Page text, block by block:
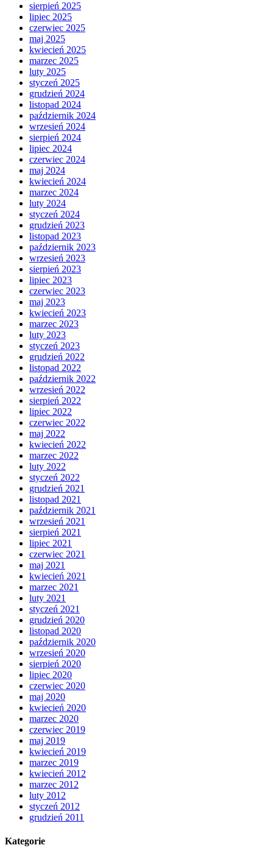
sierpień 2025
lipiec 2025
czerwiec 2025
maj 2025
kwiecień 2025
marzec 2025
luty 2025
styczeń 2025
grudzień 2024
listopad 2024
październik 2024
wrzesień 2024
sierpień 2024
lipiec 2024
czerwiec 2024
maj 2024
kwiecień 2024
marzec 2024
luty 2024
styczeń 2024
grudzień 2023
listopad 2023
październik 2023
wrzesień 2023
sierpień 2023
lipiec 2023
czerwiec 2023
maj 2023
kwiecień 2023
marzec 2023
luty 2023
styczeń 2023
grudzień 2022
listopad 2022
październik 2022
wrzesień 2022
sierpień 2022
lipiec 2022
czerwiec 2022
maj 2022
kwiecień 2022
marzec 2022
luty 2022
styczeń 2022
grudzień 2021
listopad 2021
październik 2021
wrzesień 2021
sierpień 2021
lipiec 2021
czerwiec 2021
maj 2021
kwiecień 2021
marzec 2021
luty 2021
styczeń 2021
grudzień 2020
listopad 2020
październik 2020
wrzesień 2020
sierpień 2020
lipiec 2020
czerwiec 2020
maj 2020
kwiecień 2020
marzec 2020
czerwiec 2019
maj 2019
kwiecień 2019
marzec 2019
kwiecień 2012
marzec 2012
luty 2012
styczeń 2012
grudzień 2011
Kategorie